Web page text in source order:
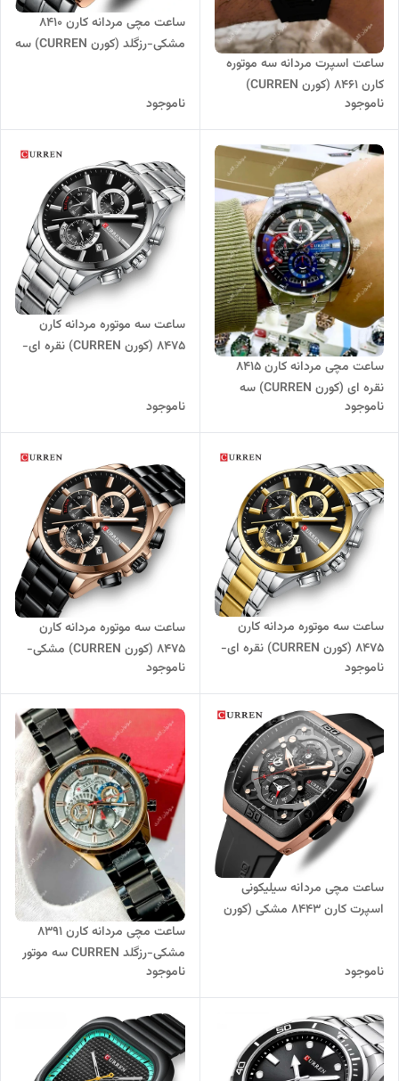
ساعت اسپرت مردانه سه موتوره
کارن 8461 (کورن CURREN)
مشکی
ناموجود
ساعت مچی مردانه کارن 8410
مشکی-رزگلد (کورن CURREN) سه
ناموجود
ساعت مچی مردانه کارن 8415
نقره ای (کورن CURREN) سه
موتور فعال
ناموجود
ساعت سه موتوره مردانه کارن
8475 (کورن CURREN) نقره ای-
ناموجود
ساعت سه موتوره مردانه کارن
8475 (کورن CURREN) نقره ای-
طلایی-مشکی
ناموجود
ساعت سه موتوره مردانه کارن
8475 (کورن CURREN) مشکی-
رزگلد
ناموجود
ساعت مچی مردانه سیلیکونی
اسپرت کارن 8443 مشکی (کورن
ناموجود
ساعت مچی مردانه کارن 8391
مشکی-رزگلد CURREN سه موتور
فعال
ناموجود